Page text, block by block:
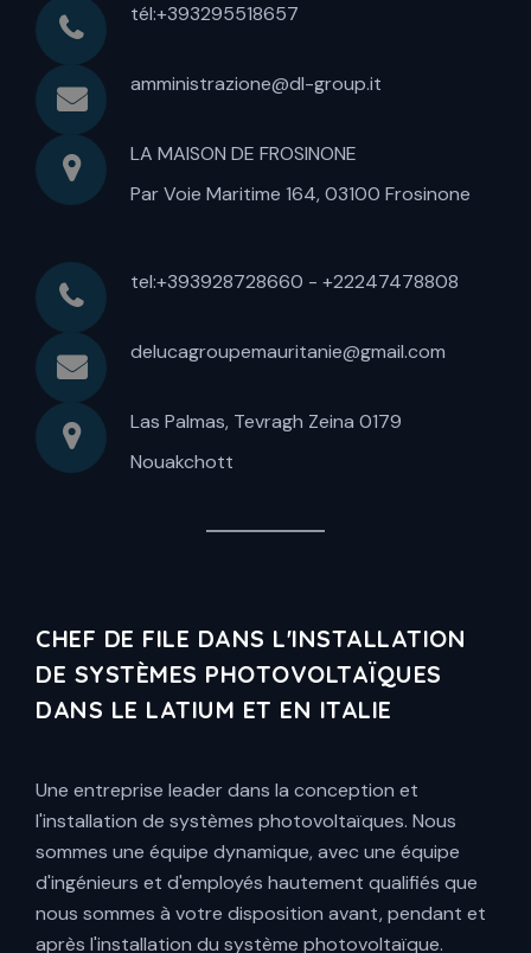
tél:+393295518657
amministrazione@dl-group.it
LA MAISON DE FROSINONE
Par Voie Maritime 164, 03100 Frosinone
tel:+393928728660 - +22247478808
delucagroupemauritanie@gmail.com
Las Palmas, Tevragh Zeina 0179
Nouakchott
CHEF DE FILE DANS L'INSTALLATION
DE SYSTÈMES PHOTOVOLTAÏQUES
DANS LE LATIUM ET EN ITALIE
Une entreprise leader dans la conception et
l'installation de systèmes photovoltaïques. Nous
sommes une équipe dynamique, avec une équipe
d'ingénieurs et d'employés hautement qualifiés que
nous sommes à votre disposition avant, pendant et
après l'installation du système photovoltaïque.